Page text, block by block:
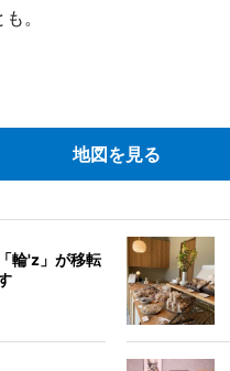
。
地図を見る
輪'z」が移転